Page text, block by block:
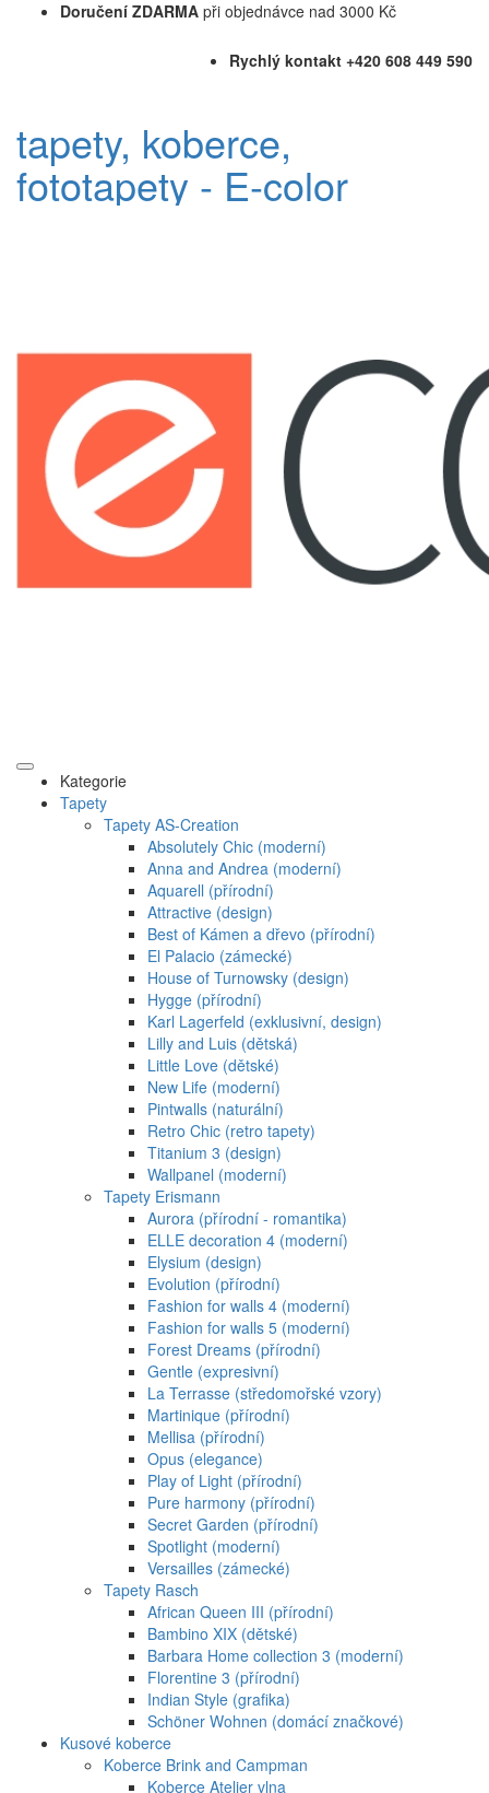
Doručení ZDARMA při objednávce nad 3000 Kč
Rychlý kontakt +420 608 449 590
tapety, koberce,
fototapety - E-color
Kategorie
Tapety
Tapety AS-Creation
Absolutely Chic (moderní)
Anna and Andrea (moderní)
Aquarell (přírodní)
Attractive (design)
Best of Kámen a dřevo (přírodní)
El Palacio (zámecké)
House of Turnowsky (design)
Hygge (přírodní)
Karl Lagerfeld (exklusivní, design)
Lilly and Luis (dětská)
Little Love (dětské)
New Life (moderní)
Pintwalls (naturální)
Retro Chic (retro tapety)
Titanium 3 (design)
Wallpanel (moderní)
Tapety Erismann
Aurora (přírodní - romantika)
ELLE decoration 4 (moderní)
Elysium (design)
Evolution (přírodní)
Fashion for walls 4 (moderní)
Fashion for walls 5 (moderní)
Forest Dreams (přírodní)
Gentle (expresivní)
La Terrasse (středomořské vzory)
Martinique (přírodní)
Mellisa (přírodní)
Opus (elegance)
Play of Light (přírodní)
Pure harmony (přírodní)
Secret Garden (přírodní)
Spotlight (moderní)
Versailles (zámecké)
Tapety Rasch
African Queen III (přírodní)
Bambino XIX (dětské)
Barbara Home collection 3 (moderní)
Florentine 3 (přírodní)
Indian Style (grafika)
Schöner Wohnen (domácí značkové)
Kusové koberce
Koberce Brink and Campman
Koberce Atelier vlna